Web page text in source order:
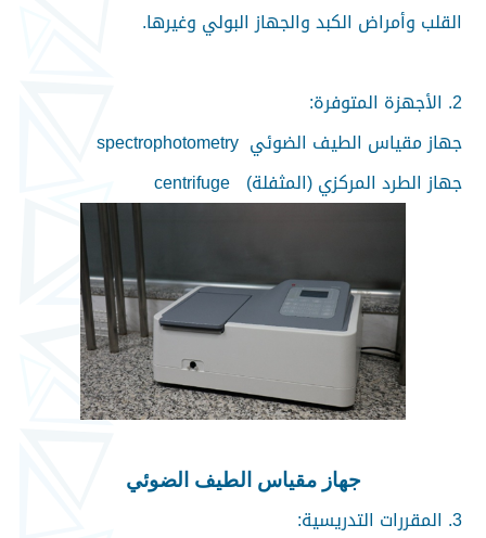
القلب وأمراض الكبد والجهاز البولي وغيرها.
2. الأجهزة المتوفرة:
جهاز مقياس الطيف الضوئي spectrophotometry
جهاز الطرد المركزي (المثفلة) centrifuge
جهاز مقياس الطيف الضوئي
3. المقررات التدريسية: